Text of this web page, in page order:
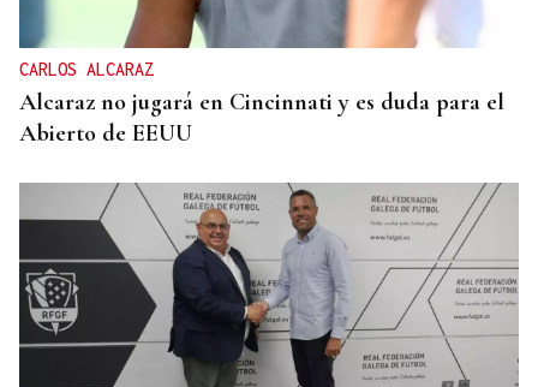
CARLOS ALCARAZ
Alcaraz no jugará en Cincinnati y es duda para el
Abierto de EEUU